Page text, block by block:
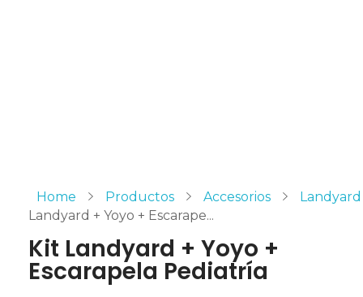
Home Productos Accesorios
Landyard
Landyard + Yoyo + Escarape...
Kit Landyard + Yoyo +
Escarapela Pediatría